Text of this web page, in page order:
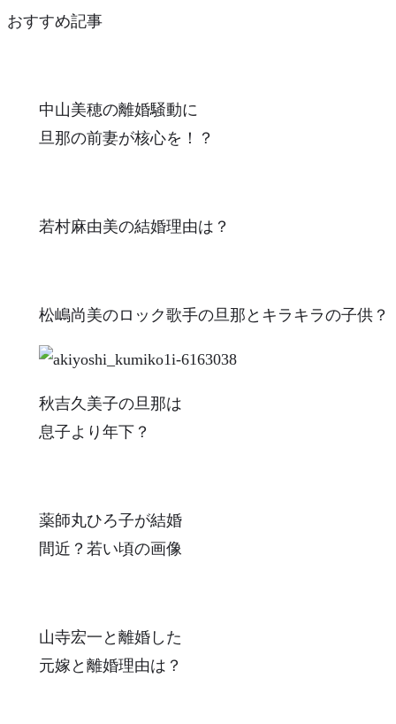
おすすめ記事
中山美穂の離婚騒動に
旦那の前妻が核心を！？
若村麻由美の結婚理由は？
松嶋尚美のロック歌手の旦那とキラキラの子供？
秋吉久美子の旦那は
息子より年下？
薬師丸ひろ子が結婚
間近？若い頃の画像
山寺宏一と離婚した
元嫁と離婚理由は？